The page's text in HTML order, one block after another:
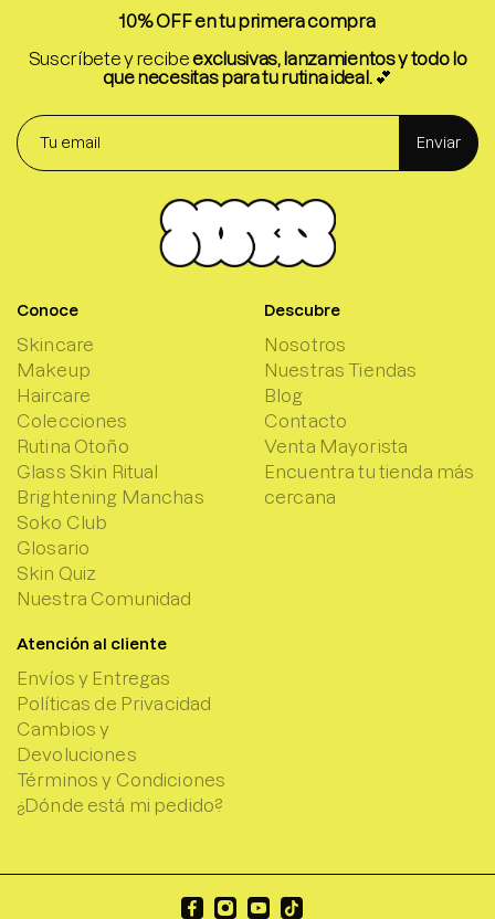
10% OFF en tu primera compra
Suscríbete y recibeexclusivas, lanzamientos y todo lo
que necesitas para tu rutina ideal.💕
Enviar
Conoce
Skincare
Makeup
Haircare
Colecciones
Rutina Otoño
Glass Skin Ritual
Brightening Manchas
Soko Club
Glosario
Skin Quiz
Nuestra Comunidad
Descubre
Nosotros
Nuestras Tiendas
Blog
Contacto
Venta Mayorista
Encuentra tu tienda más
cercana
Atención al cliente
Envíos y Entregas
Políticas de Privacidad
Cambios y
Devoluciones
Términos y Condiciones
¿Dónde está mi pedido?